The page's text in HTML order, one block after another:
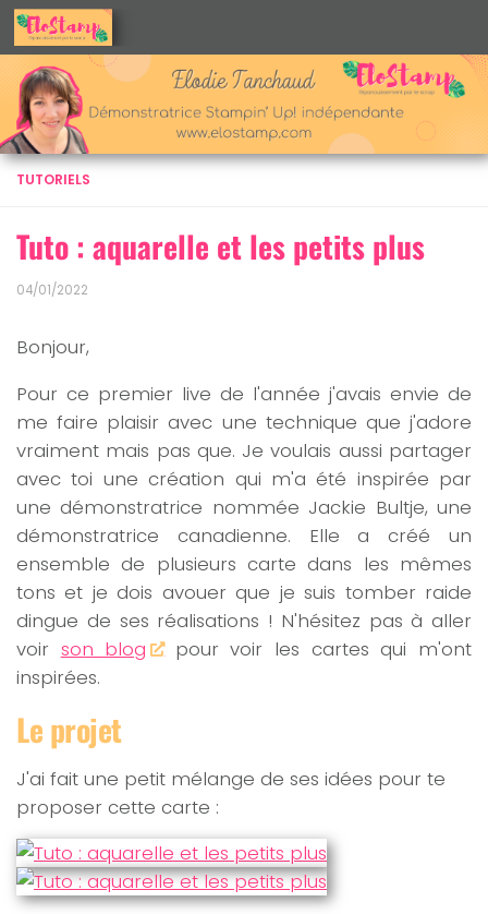
Skip to content
TUTORIELS
Tuto : aquarelle et les petits plus
04/01/2022
Bonjour,
Pour ce premier live de l'année j'avais envie de
me faire plaisir avec une technique que j'adore
vraiment mais pas que. Je voulais aussi partager
avec toi une création qui m'a été inspirée par
une démonstratrice nommée Jackie Bultje, une
démonstratrice canadienne. Elle a créé un
ensemble de plusieurs carte dans les mêmes
tons et je dois avouer que je suis tomber raide
dingue de ses réalisations ! N'hésitez pas à aller
voir son blog
pour voir les cartes qui m'ont
inspirées.
Le projet
J'ai fait une petit mélange de ses idées pour te
proposer cette carte :